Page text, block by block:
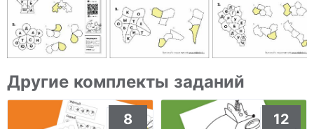
Другие комплекты заданий
8 12